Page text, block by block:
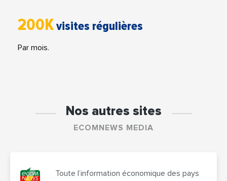
200Kvisites régulières
Par mois.
Nos autres sites
ECOMNEWS MEDIA
Toute l’information économique des pays